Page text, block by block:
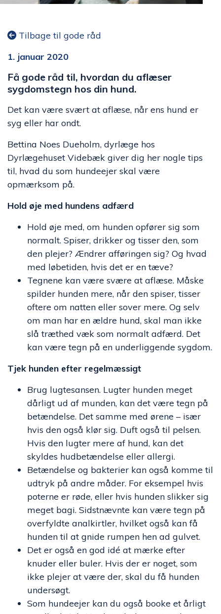
Tilbage til gode råd
1. januar 2020
Få gode råd til, hvordan du aflæser
sygdomstegn hos din hund.
Det kan være svært at aflæse, når ens hund er
syg eller har ondt.
Bettina Noes Dueholm, dyrlæge hos
Dyrlægehuset Videbæk giver dig her nogle tips
til, hvad du som hundeejer skal være
opmærksom på.
Hold øje med hundens adfærd
Hold øje med, om hunden opfører sig som
normalt. Spiser, drikker og tisser den, som
den plejer? Ændrer afføringen sig? Og hvad
med løbetiden, hvis det er en tæve?
Tegnene kan være svære at aflæse. Måske
spilder hunden mere, når den spiser, tisser
oftere om natten eller sover mere. Og selv
om man har en ældre hund, skal man ikke
slå træthed væk som normalt adfærd. Det
kan være tegn på en underliggende sygdom.
Tjek hunden efter regelmæssigt
Brug lugtesansen. Lugter hunden meget
dårligt ud af munden, kan det være tegn på
betændelse. Det samme med ørene – især
hvis den også klør sig. Duft også til pelsen.
Hvis den lugter mere af hund, kan det
skyldes hudbetændelse eller allergi.
Betændelse og bakterier kan også komme til
udtryk på andre måder. For eksempel hvis
poterne er røde, eller hvis hunden slikker sig
meget bagi. Sidstnævnte kan være tegn på
overfyldte analkirtler, hvilket også kan få
hunden til at gnide rumpen hen ad gulvet.
Det er også en god idé at mærke efter
knuder eller buler. Hvis der er noget, som
ikke plejer at være der, skal du få hunden
undersøgt.
Som hundeejer kan du også booke et årligt